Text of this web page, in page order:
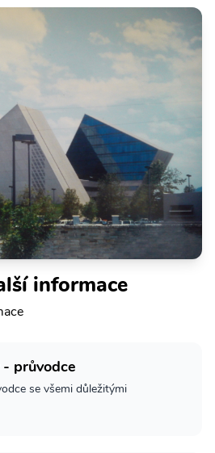
informace
průvodce
se všemi důležitými